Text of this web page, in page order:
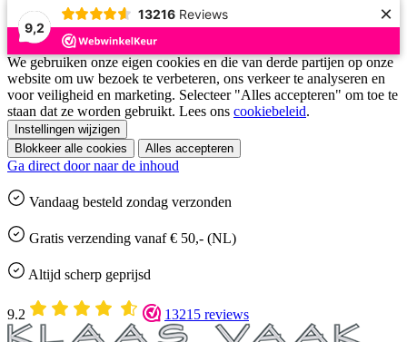
9,2
13216 Reviews ×
We gebruiken onze eigen cookies en die van derde partijen op onze
website om uw bezoek te verbeteren, ons verkeer te analyseren en
voor veiligheid en marketing. Selecteer "Alles accepteren" om toe te
staan dat ze worden gebruikt. Lees ons cookiebeleid.
Instellingen wijzigen
Blokkeer alle cookies
Alles accepteren
Ga direct door naar de inhoud
Vandaag besteld zondag verzonden
Gratis verzending vanaf € 50,- (NL)
Altijd scherp geprijsd
9.2 13215 reviews